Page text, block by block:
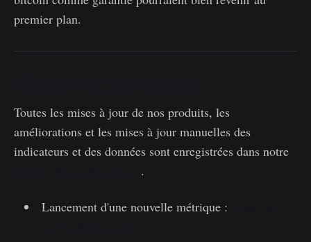
premier plan.
Toutes les mises à jour de nos produits, les
améliorations et les mises à jour manuelles des
indicateurs et des données sont enregistrées dans notre
.
Lancement d'une nouvelle métrique :